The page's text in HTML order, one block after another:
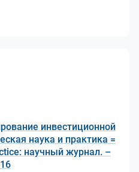
инвестиционной
наука и практика =
научный журнал. –